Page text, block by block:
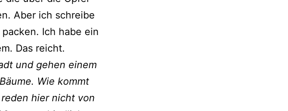
Aber ich schreibe
Ich habe ein
Das reicht.
und gehen einem
Wie kommt
hier nicht von